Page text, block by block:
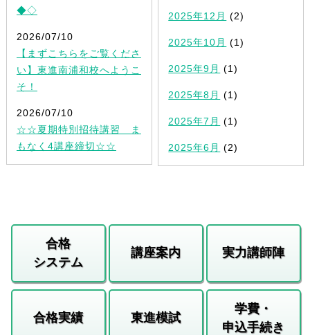
◆◇
2026/07/10
【まずこちらをご覧くださ
い】東進南浦和校へようこ
そ！
2026/07/10
☆☆夏期特別招待講習 ま
もなく4講座締切☆☆
2025年12月 (2)
2025年10月 (1)
2025年9月 (1)
2025年8月 (1)
2025年7月 (1)
2025年6月 (2)
合格
システム
講座案内 実力講師陣
合格実績 東進模試
学費・
申込手続き